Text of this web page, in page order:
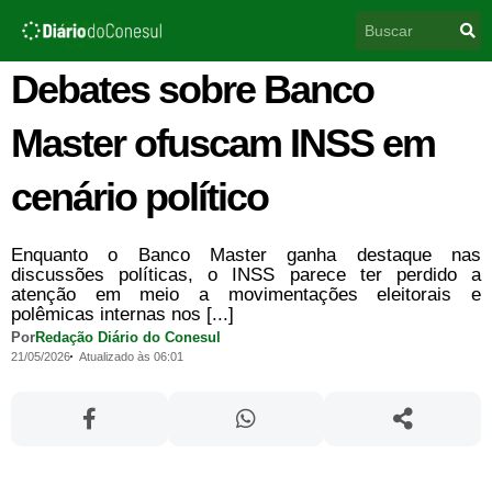
para
conteúdo
Debates sobre Banco
Master ofuscam INSS em
cenário político
Enquanto o Banco Master ganha destaque nas
discussões políticas, o INSS parece ter perdido a
atenção em meio a movimentações eleitorais e
polêmicas internas nos [...]
PorRedação Diário do Conesul
21/05/2026 Atualizado às 06:01